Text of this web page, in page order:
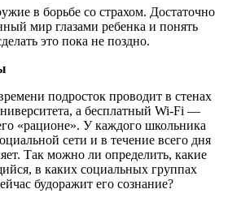
в борьбе со страхом. Достаточно
мир глазами ребенка и понять
это пока не поздно.
подросток проводит в стенах
а бесплатный Wi-Fi —
«рационе». У каждого школьника
сети и в течение всего дня
Так можно ли определить, какие
в каких социальных группах
будоражит его сознание?